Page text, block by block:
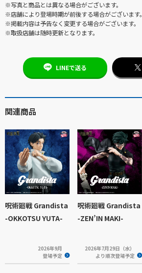
※写真と商品とは異なる場合がございます。
※店舗により登場時期が前後する場合がございます。
※掲載内容は予告なく変更する場合がございます。
※取扱店舗は随時更新となります。
LINEで送る
関連商品
呪術廻戦 Grandista
-OKKOTSU YUTA-
2026年9月
登場予定
呪術廻戦 Grandista
-ZEN’IN MAKI-
2026年7月29日（水）
より順次登場予定